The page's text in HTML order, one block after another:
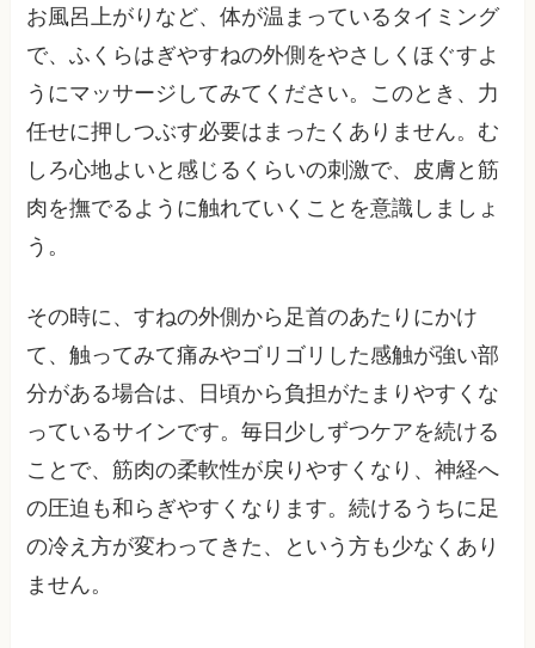
お風呂上がりなど、体が温まっているタイミング
で、ふくらはぎやすねの外側をやさしくほぐすよ
うにマッサージしてみてください。このとき、力
任せに押しつぶす必要はまったくありません。む
しろ心地よいと感じるくらいの刺激で、皮膚と筋
肉を撫でるように触れていくことを意識しましょ
う。
その時に、すねの外側から足首のあたりにかけ
て、触ってみて痛みやゴリゴリした感触が強い部
分がある場合は、日頃から負担がたまりやすくな
っているサインです。毎日少しずつケアを続ける
ことで、筋肉の柔軟性が戻りやすくなり、神経へ
の圧迫も和らぎやすくなります。続けるうちに足
の冷え方が変わってきた、という方も少なくあり
ません。